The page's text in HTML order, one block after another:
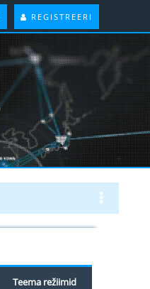
REGISTREERI
Teema režiimid